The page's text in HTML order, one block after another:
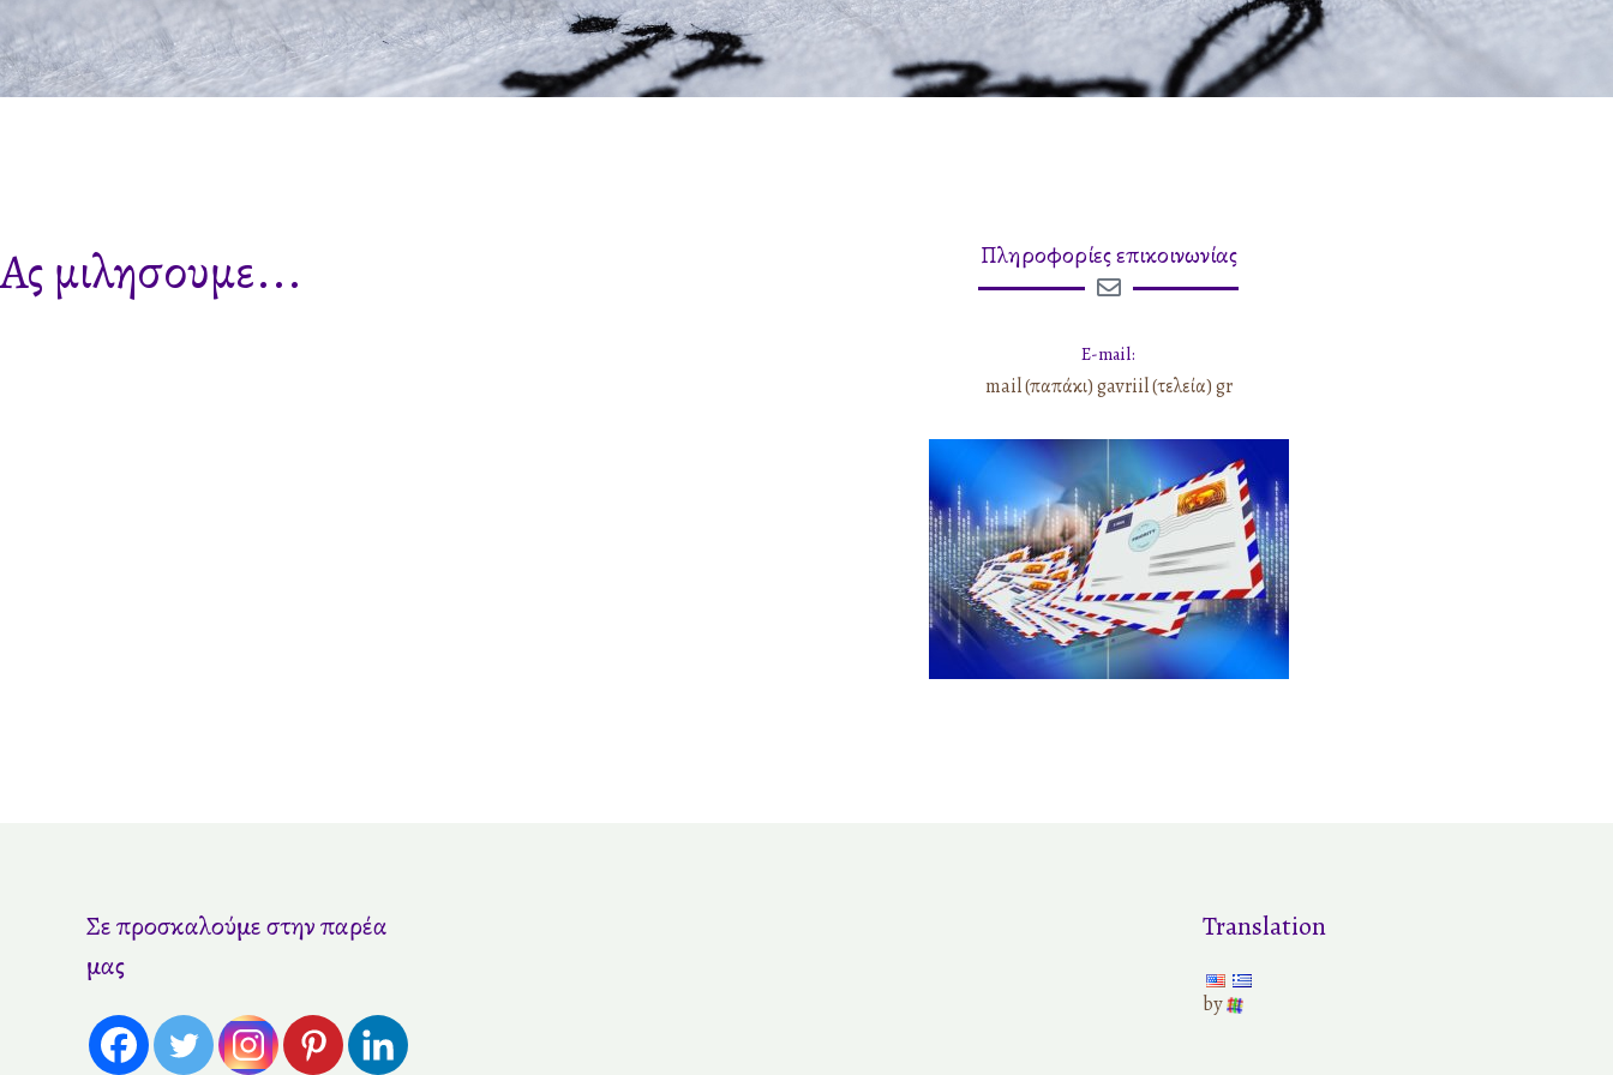
Ας μιλησουμε... Πληροφορίες επικοινωνίας
E-mail:
mail (παπάκι) gavriil (τελεία) gr
Σε προσκαλούμε στην παρέα
μας
Translation
by